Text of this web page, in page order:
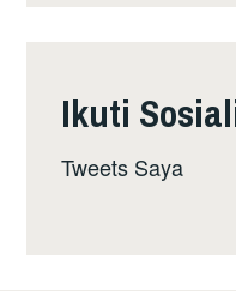
Ikuti
Tweets Saya